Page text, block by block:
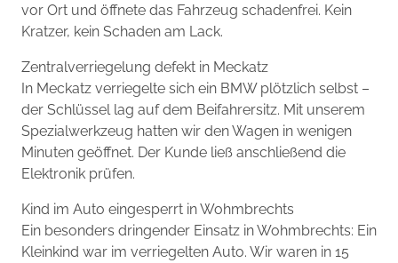
vor Ort und öffnete das Fahrzeug schadenfrei. Kein
Kratzer, kein Schaden am Lack.
Zentralverriegelung defekt in Meckatz
In Meckatz verriegelte sich ein BMW plötzlich selbst –
der Schlüssel lag auf dem Beifahrersitz. Mit unserem
Spezialwerkzeug hatten wir den Wagen in wenigen
Minuten geöffnet. Der Kunde ließ anschließend die
Elektronik prüfen.
Kind im Auto eingesperrt in Wohmbrechts
Ein besonders dringender Einsatz in Wohmbrechts: Ein
Kleinkind war im verriegelten Auto. Wir waren in 15